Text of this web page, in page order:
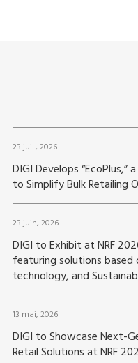
23 juil., 2026
DIGI Develops
to Simplify Bulk Retailing
23 juin, 2026
DIGI to Exhibit at NRF
featuring solutions
technology, and
13 mai, 2026
DIGI to Showcase Next-
Retail Solutions at NRF